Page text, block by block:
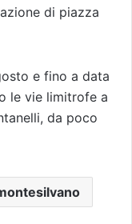
di piazza
e fino a data
le vie limitrofe a
da poco